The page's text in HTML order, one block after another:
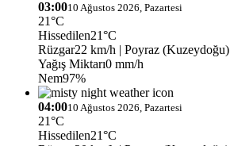
03:0010 Ağustos 2026, Pazartesi
21°C
Hissedilen21°C
Rüzgar22 km/h | Poyraz (Kuzeydoğu)
Yağış Miktarı0 mm/h
Nem97%
04:0010 Ağustos 2026, Pazartesi
21°C
Hissedilen21°C